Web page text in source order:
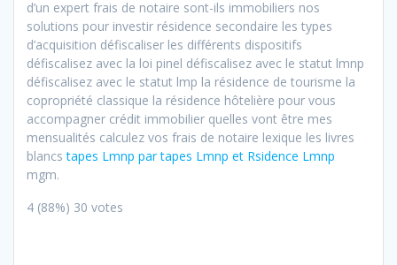
d’un expert frais de notaire sont-ils immobiliers nos
solutions pour investir résidence secondaire les types
d’acquisition défiscaliser les différents dispositifs
défiscalisez avec la loi pinel défiscalisez avec le statut lmnp
défiscalisez avec le statut lmp la résidence de tourisme la
copropriété classique la résidence hôtelière pour vous
accompagner crédit immobilier quelles vont être mes
mensualités calculez vos frais de notaire lexique les livres
blancstapes Lmnp par tapes Lmnp et Rsidence Lmnp
mgm.
4 (88%) 30 votes